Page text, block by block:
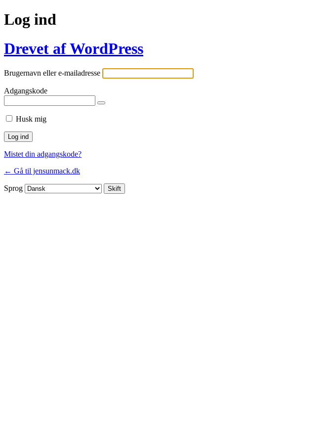
Log ind
Drevet af WordPress
Brugernavn eller e-mailadresse
Adgangskode
Husk mig
Mistet din adgangskode?
← Gå til jensunmack.dk
Sprog